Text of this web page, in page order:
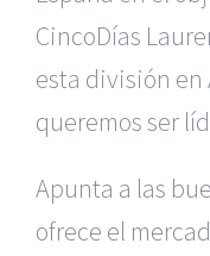
CincoDías
esta división en
queremos ser
Apunta a las
ofrece el